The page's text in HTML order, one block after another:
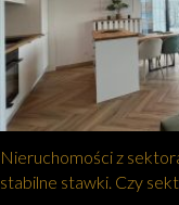
Nieruchomości z
stabilne stawki. Czy